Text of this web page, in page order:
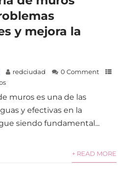
y mejora la
redciudad
0 Comment
muros es una de las
y efectivas en la
siendo fundamental...
+ READ MORE